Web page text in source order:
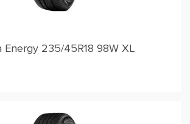
Energy 235/45R18 98W XL